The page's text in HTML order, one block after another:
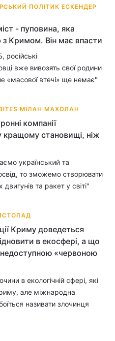
Погода
Регіони
Статті
Вакансії
ПОЛІТИК ЕСКЕНДЕР
- пуповина, яка
з Кримом. Він має впасти
російські
вже вивозять свої родини
«масової втечі» ще немає"
МІЛАН МАХОЛАН
компанії
кращому становищі, ніж
український та
то зможемо створювати
та ракет у світі"
Криму доведеться
в екосфері, а що
«червоною
в екологічній сфері, які
але міжнародна
називати злочинця